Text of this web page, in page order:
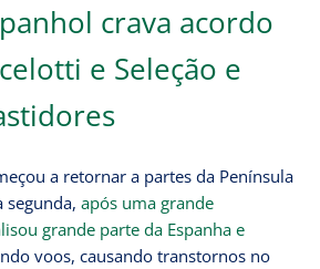
crava acordo
e Seleção e
a retornar a partes da Península
segunda, após uma grande
grande parte da Espanha e
voos, causando transtornos no